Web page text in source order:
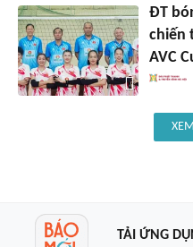
ĐT
chiến
AVC
TẢI ỨNG